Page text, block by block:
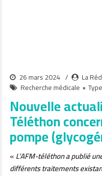
26 mars 2024
La
Recherche médicale
Nouvelle
Téléthon
pompe
«L’AFM-téléthon a publié
différents traitements